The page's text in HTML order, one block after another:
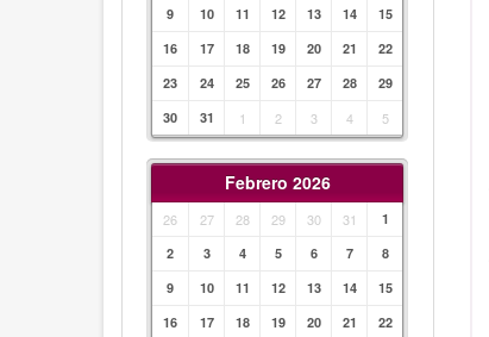
9
10 11 12 13 14
15
16
17 18 19 20 21
22
23
24 25 26 27 28
29
30
31 1 2 3 4 5
Febrero 2026
26 27 28 29 30 31
1
2
3 4 5 6 7
8
9
10 11 12 13 14
15
16
17 18 19 20 21
22